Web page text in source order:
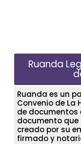
Ruanda
Ruanda es un
Convenio de La
de documentos
documento que
creado por su
firmado y